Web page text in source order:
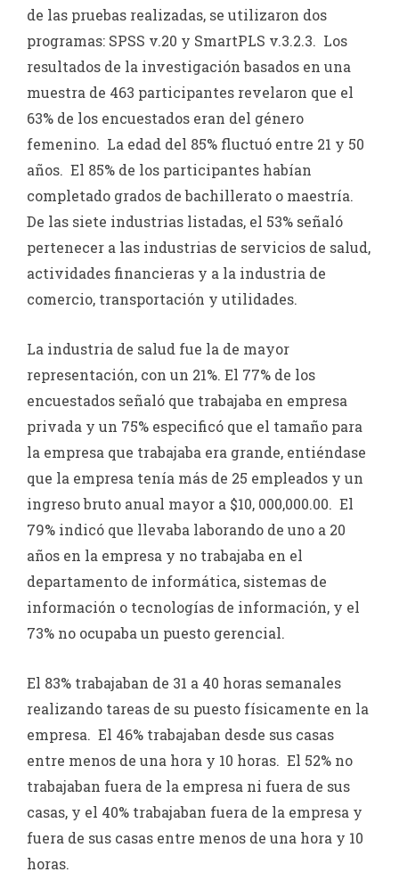
de las pruebas realizadas, se utilizaron dos
programas: SPSS v.20 y SmartPLS v.3.2.3. Los
resultados de la investigación basados en una
muestra de 463 participantes revelaron que el
63% de los encuestados eran del género
femenino. La edad del 85% fluctuó entre 21 y 50
años. El 85% de los participantes habían
completado grados de bachillerato o maestría.
De las siete industrias listadas, el 53% señaló
pertenecer a las industrias de servicios de salud,
actividades financieras y a la industria de
comercio, transportación y utilidades.
La industria de salud fue la de mayor
representación, con un 21%. El 77% de los
encuestados señaló que trabajaba en empresa
privada y un 75% especificó que el tamaño para
la empresa que trabajaba era grande, entiéndase
que la empresa tenía más de 25 empleados y un
ingreso bruto anual mayor a $10, 000,000.00. El
79% indicó que llevaba laborando de uno a 20
años en la empresa y no trabajaba en el
departamento de informática, sistemas de
información o tecnologías de información, y el
73% no ocupaba un puesto gerencial.
El 83% trabajaban de 31 a 40 horas semanales
realizando tareas de su puesto físicamente en la
empresa. El 46% trabajaban desde sus casas
entre menos de una hora y 10 horas. El 52% no
trabajaban fuera de la empresa ni fuera de sus
casas, y el 40% trabajaban fuera de la empresa y
fuera de sus casas entre menos de una hora y 10
horas.